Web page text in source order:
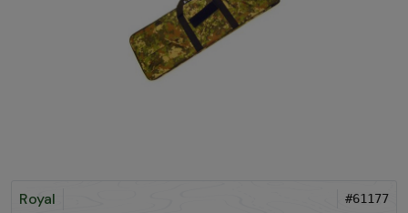
Royal #61177